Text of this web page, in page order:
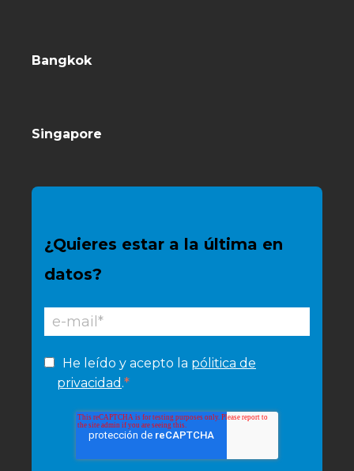
Bangkok
Singapore
¿Quieres estar a la última en
datos?
He leído y acepto la pólitica de
privacidad .*